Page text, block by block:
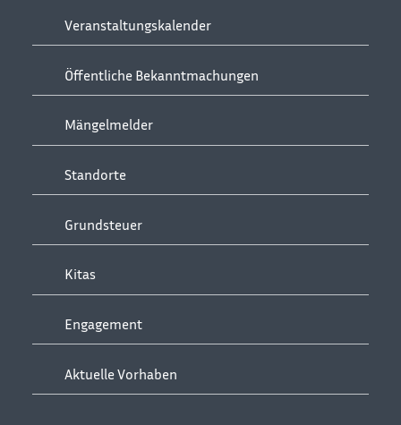
Veranstaltungskalender
Öffentliche Bekanntmachungen
Mängelmelder
Standorte
Grundsteuer
Kitas
Engagement
Aktuelle Vorhaben